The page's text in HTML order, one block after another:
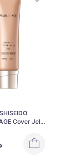
Cover Jelly